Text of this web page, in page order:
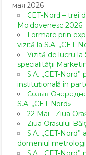
мая 2026
CET-Nord – trei
Moldovenesc 2026
Formare prin
vizită la S.A. „CET-
Vizită de lucru la
specialității
S.A. „CET-
instituțională în
Созыв
S.A. „CET-Nord»
22 Mai - Ziua
Ziua Orașului
S.A. „CET-
domeniul
S.A. „CET-